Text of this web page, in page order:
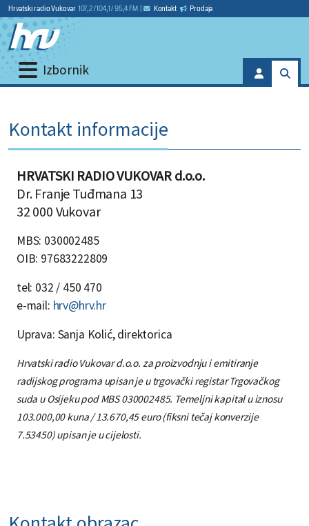
Hrvatski radio Vukovar 107,2 / 104,1 / 95,4 FM Kontakt Prodaja
Izbornik
Kontakt informacije
HRVATSKI RADIO VUKOVAR d.o.o.
Dr. Franje Tuđmana 13
32 000 Vukovar
MBS: 030002485
OIB: 97683222809
tel: 032 / 450 470
e-mail: hrv@hrv.hr
Uprava: Sanja Kolić, direktorica
Hrvatski radio Vukovar d.o.o. za proizvodnju i emitiranje
radijskog programa upisan je u trgovački registar Trgovačkog
suda u Osijeku pod MBS 030002485. Temeljni kapital u iznosu
103.000,00 kuna / 13.670,45 euro (fiksni tečaj konverzije
7.53450) upisan je u cijelosti.